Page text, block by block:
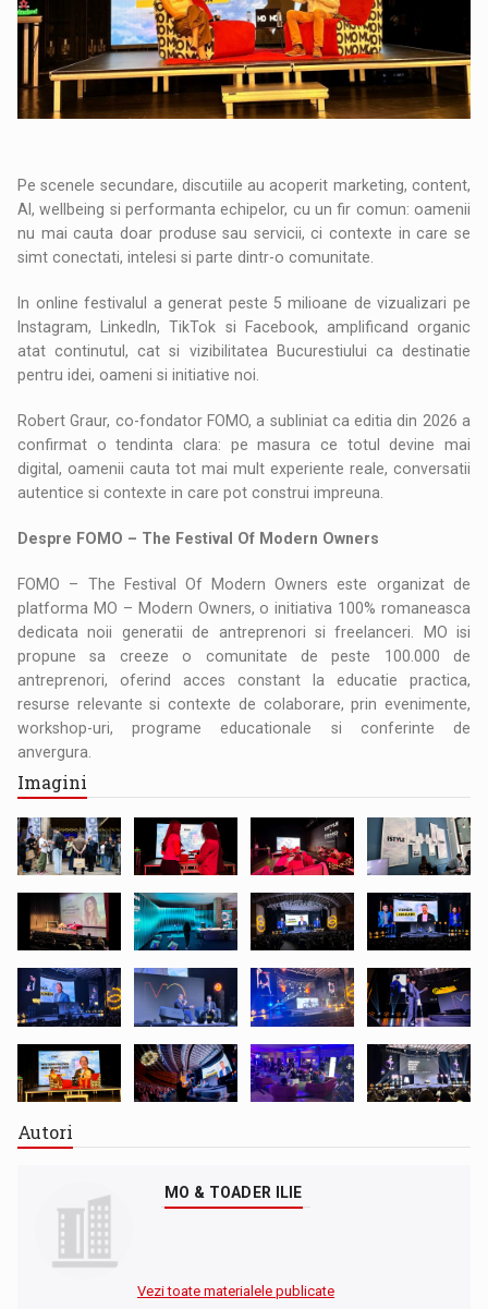
Pe scenele secundare, discutiile au acoperit marketing, content,
AI, wellbeing si performanta echipelor, cu un fir comun: oamenii
nu mai cauta doar produse sau servicii, ci contexte in care se
simt conectati, intelesi si parte dintr-o comunitate.
In online festivalul a generat peste 5 milioane de vizualizari pe
Instagram, LinkedIn, TikTok si Facebook, amplificand organic
atat continutul, cat si vizibilitatea Bucurestiului ca destinatie
pentru idei, oameni si initiative noi.
Robert Graur, co-fondator FOMO, a subliniat ca editia din 2026 a
confirmat o tendinta clara: pe masura ce totul devine mai
digital, oamenii cauta tot mai mult experiente reale, conversatii
autentice si contexte in care pot construi impreuna.
Despre FOMO – The Festival Of Modern Owners
FOMO – The Festival Of Modern Owners este organizat de
platforma MO – Modern Owners, o initiativa 100% romaneasca
dedicata noii generatii de antreprenori si freelanceri. MO isi
propune sa creeze o comunitate de peste 100.000 de
antreprenori, oferind acces constant la educatie practica,
resurse relevante si contexte de colaborare, prin evenimente,
workshop-uri, programe educationale si conferinte de
anvergura.
Imagini
Autori
MO & TOADER ILIE
Vezi toate materialele publicate